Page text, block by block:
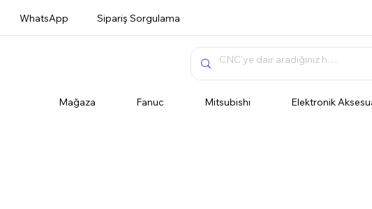
WhatsApp Sipariş Sorgulama
Mağaza Fanuc Mitsubishi Elektronik